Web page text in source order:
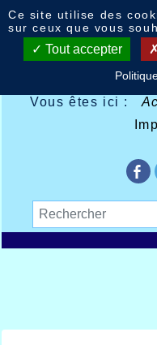
Vous êtes ici :
Ce site utilise des
sur ceux que vous
Tout accepter